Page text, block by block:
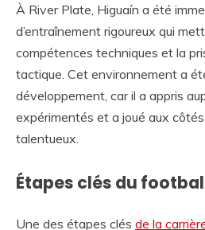
À River Plate, Higuaín a été
d’entraînement rigoureux qui
compétences techniques et la
tactique. Cet environnement a
développement, car il a appris
expérimentés et a joué aux côtés
talentueux.
Étapes clés du
Une des étapes clés de la